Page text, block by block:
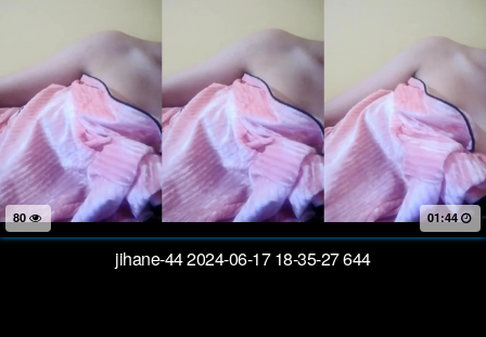
01:44
jihane-44 2024-06-17 18-35-27 644